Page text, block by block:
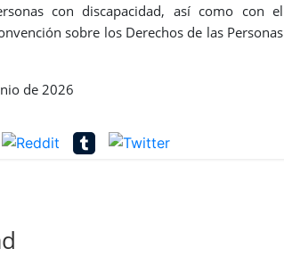
con discapacidad, así como con el
sobre los Derechos de las Personas
de 2026